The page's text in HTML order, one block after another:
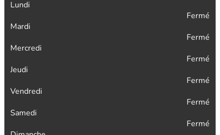
Lundi
Fermé
Mardi
Fermé
Mercredi
Fermé
Jeudi
Fermé
Vendredi
Fermé
Samedi
Fermé